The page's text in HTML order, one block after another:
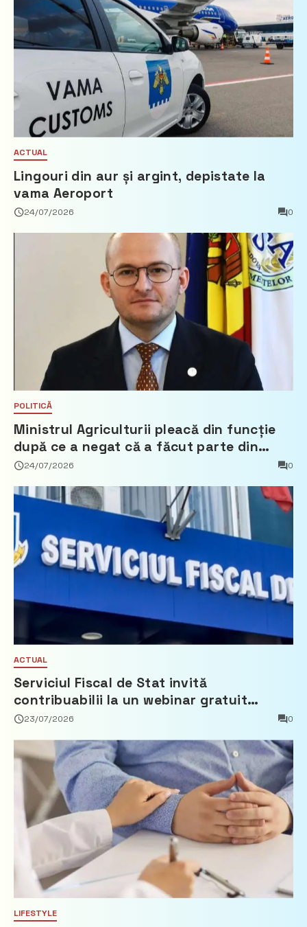
ACTUAL
Lingouri din aur și argint, depistate la
vama Aeroport
24/07/2026 0
POLITICĂ
Ministrul Agriculturii pleacă din funcție
după ce a negat că a făcut parte din
Partidul Democrat
24/07/2026 0
ACTUAL
Serviciul Fiscal de Stat invită
contribuabilii la un webinar gratuit
privind calculul impozitului pe bunurile
23/07/2026 0
LIFESTYLE